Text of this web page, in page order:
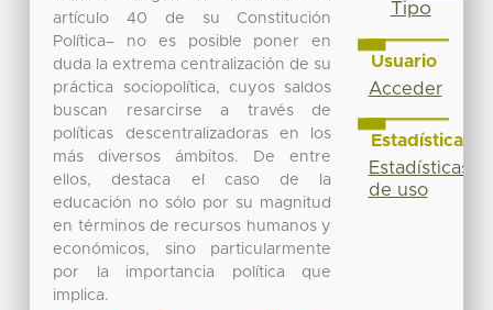
artículo 40 de su Constitución
Política– no es posible poner en
duda la extrema centralización de su
práctica sociopolítica, cuyos saldos
buscan resarcirse a través de
políticas descentralizadoras en los
más diversos ámbitos. De entre
ellos, destaca el caso de la
educación no sólo por su magnitud
en términos de recursos humanos y
económicos, sino particularmente
por la importancia política que
implica.
Tipo
Usuario
Acceder
Estadísticas
Estadísticas
de uso